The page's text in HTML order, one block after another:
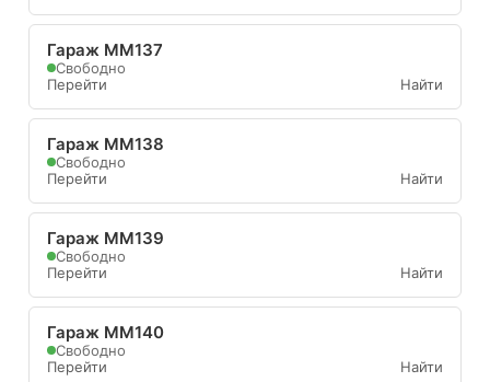
Гараж ММ137
Свободно
Перейти
Найти
Гараж ММ138
Свободно
Перейти
Найти
Гараж ММ139
Свободно
Перейти
Найти
Гараж ММ140
Свободно
Перейти
Найти